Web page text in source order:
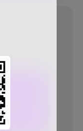
录后查看
2张图片